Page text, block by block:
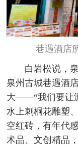
巷遇酒店
白岩松说，
泉州古城巷遇酒
大——“我们要让
水上刺桐花雕塑
空红砖，有年代
术品、文创精品